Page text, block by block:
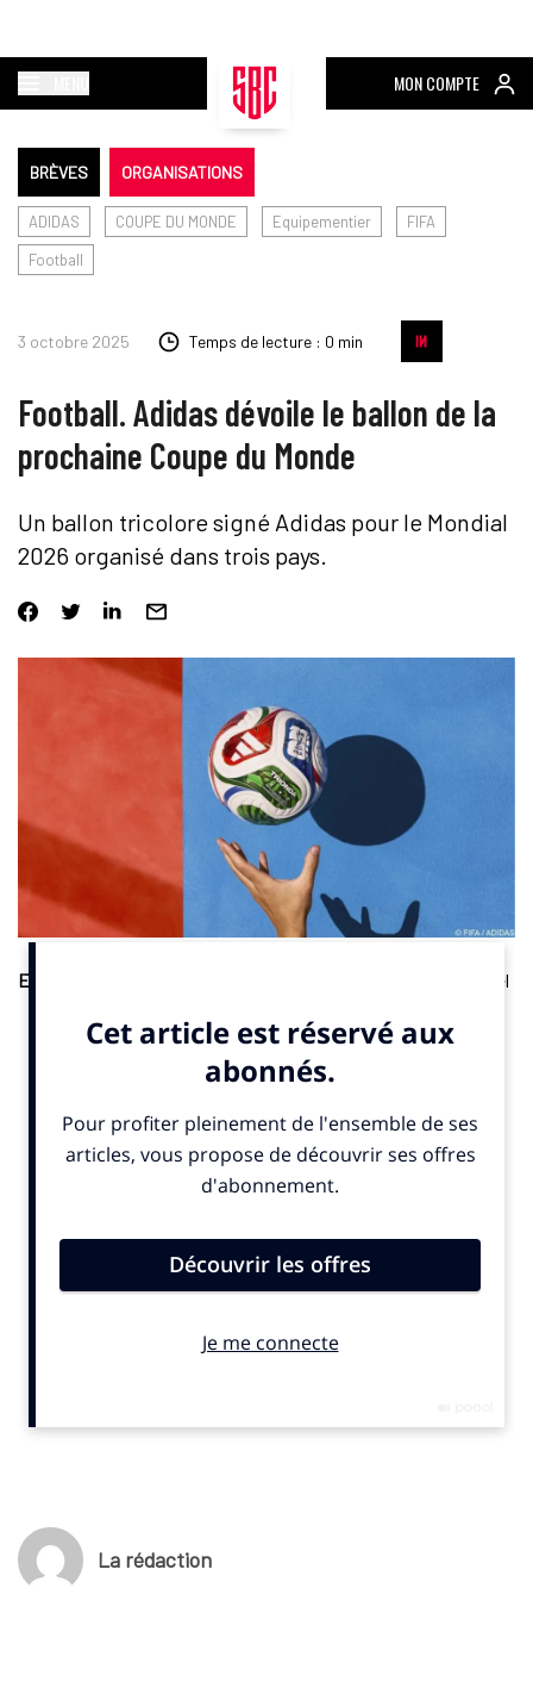
MON COMPTE
BRÈVES ORGANISATIONS
ADIDAS COUPE DU MONDE Equipementier
FIFA
Football
3 octobre 2025 Temps de lecture : 0 min
Football. Adidas dévoile le ballon de la
prochaine Coupe du Monde
Un ballon tricolore signé Adidas pour le Mondial
2026 organisé dans trois pays.
Equipementier
. Adidas a présenté « Trionda », le ballon officiel
tiendra pour la première fois dans trois pays : le Canada, les
États-Unis et le Mexique. Inspiré par l’identité de ces nations, il
panneaux indique un communiqué. Le ballon intègre également
une technologie connectée permettant de suivre ses
mouvements en temps réel pour assister l’arbitrage. Cette
prévu le 5 décembre 2025 à Washington (Etats-Unis).
(c) SportBusiness.Club – Octobre 2025
La rédaction